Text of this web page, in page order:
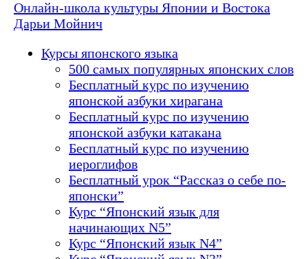
Онлайн-школа культуры Японии и Востока
Дарьи Мойнич
Курсы японского языка
500 самых популярных японских слов
Бесплатный курс по изучению
японской азбуки хирагана
Бесплатный курс по изучению
японской азбуки катакана
Бесплатный курс по изучению
иероглифов
Бесплатный урок “Рассказ о себе по-
японски”
Курс “Японский язык для
начинающих N5”
Курс “Японский язык N4”